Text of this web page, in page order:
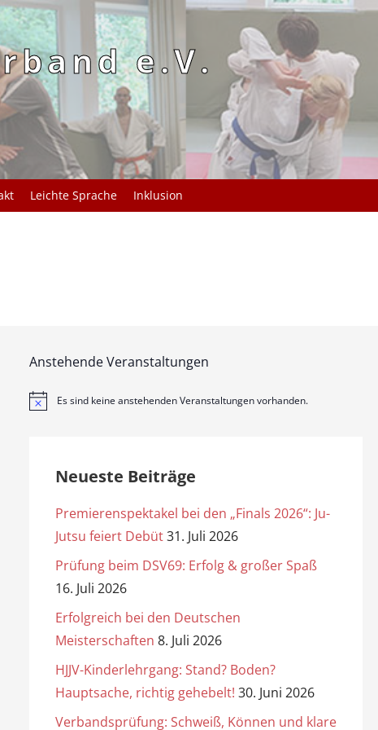
e.V.
Leichte Sprache Inklusion
Anstehende Veranstaltungen
H
Es sind keine anstehenden Veranstaltungen vorhanden.
Neueste Beiträge
Premierenspektakel bei den „Finals 2026“: Ju-
Jutsu feiert Debüt31. Juli 2026
Prüfung beim DSV69: Erfolg & großer Spaß
16. Juli 2026
Erfolgreich bei den Deutschen
Meisterschaften 8. Juli 2026
HJJV-Kinderlehrgang: Stand? Boden?
Hauptsache, richtig gehebelt! 30. Juni 2026
Verbandsprüfung: Schweiß, Können und klare